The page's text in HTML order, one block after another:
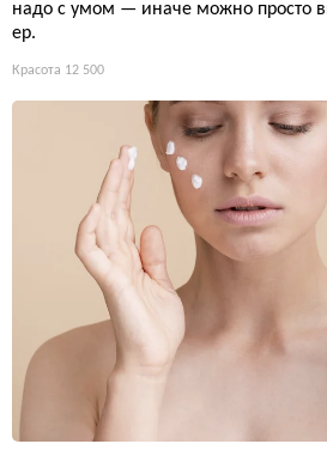
надо с умом — иначе можно просто
ер.
Красота 12 500